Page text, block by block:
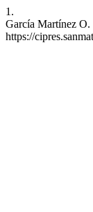
1.
García Martínez O.
https://